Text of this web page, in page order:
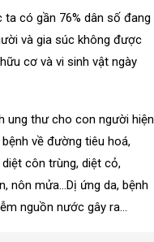
có gần 76% dân số đang
và gia súc không được
cơ và vi sinh vật ngày
ung thư cho con người hiện
về đường tiêu hoá,
côn trùng, diệt cỏ,
nôn mửa…Dị ứng da, bệnh
nguồn nước gây ra…